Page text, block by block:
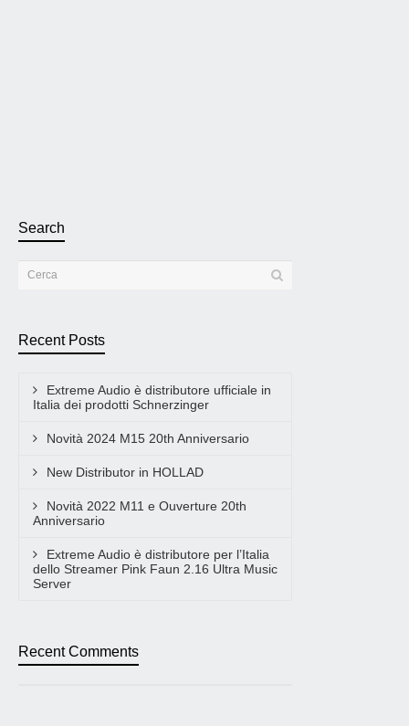
Search
Recent Posts
Extreme Audio è distributore ufficiale in
Italia dei prodotti Schnerzinger
Novità 2024 M15 20th Anniversario
New Distributor in HOLLAD
Novità 2022 M11 e Ouverture 20th
Anniversario
Extreme Audio è distributore per l’Italia
dello Streamer Pink Faun 2.16 Ultra Music
Server
Recent Comments